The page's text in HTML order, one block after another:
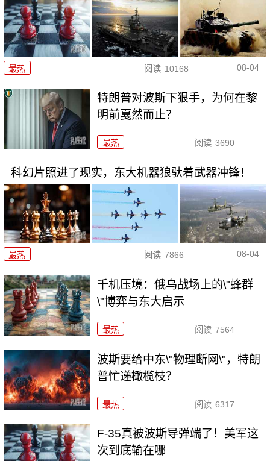
最热 阅读 10168 08-04
特朗普对波斯下狠手，为何在黎
明前戛然而止？
最热 阅读 3690
科幻片照进了现实，东大机器狼驮着武器冲锋！
最热 阅读 7866 08-04
千机压境：俄乌战场上的\"蜂群
\"博弈与东大启示
最热 阅读 7564
波斯要给中东\"物理断网\"，特朗
普忙递橄榄枝？
最热 阅读 6317
F-35真被波斯导弹端了！美军这
次到底输在哪